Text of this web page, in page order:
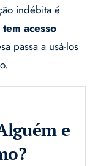
indébita é
tem acesso
passa a usá-los
e